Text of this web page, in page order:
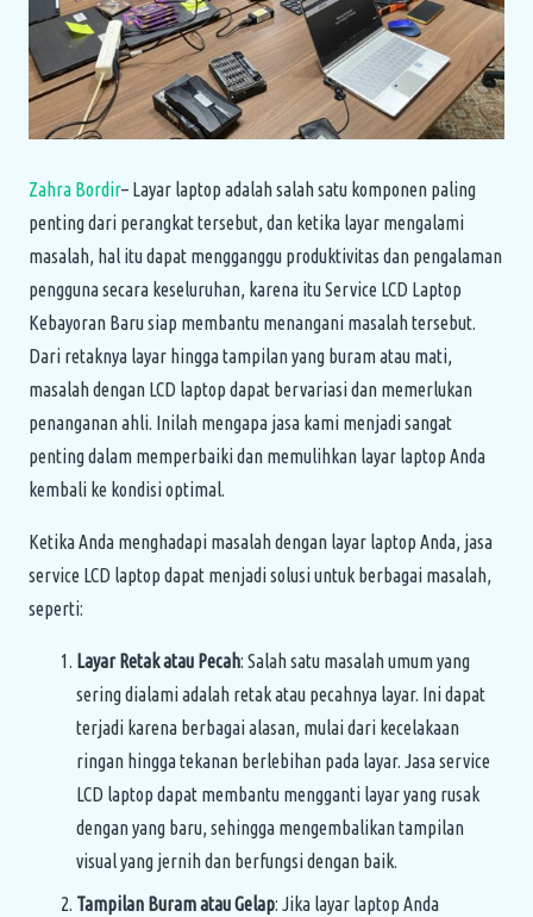
Zahra Bordir– Layar laptop adalah salah satu komponen paling
penting dari perangkat tersebut, dan ketika layar mengalami
masalah, hal itu dapat mengganggu produktivitas dan pengalaman
pengguna secara keseluruhan, karena itu Service LCD Laptop
Kebayoran Baru siap membantu menangani masalah tersebut.
Dari retaknya layar hingga tampilan yang buram atau mati,
masalah dengan LCD laptop dapat bervariasi dan memerlukan
penanganan ahli. Inilah mengapa jasa kami menjadi sangat
penting dalam memperbaiki dan memulihkan layar laptop Anda
kembali ke kondisi optimal.
Ketika Anda menghadapi masalah dengan layar laptop Anda, jasa
service LCD laptop dapat menjadi solusi untuk berbagai masalah,
seperti:
Layar Retak atau Pecah: Salah satu masalah umum yang
sering dialami adalah retak atau pecahnya layar. Ini dapat
terjadi karena berbagai alasan, mulai dari kecelakaan
ringan hingga tekanan berlebihan pada layar. Jasa service
LCD laptop dapat membantu mengganti layar yang rusak
dengan yang baru, sehingga mengembalikan tampilan
visual yang jernih dan berfungsi dengan baik.
Tampilan Buram atau Gelap: Jika layar laptop Anda